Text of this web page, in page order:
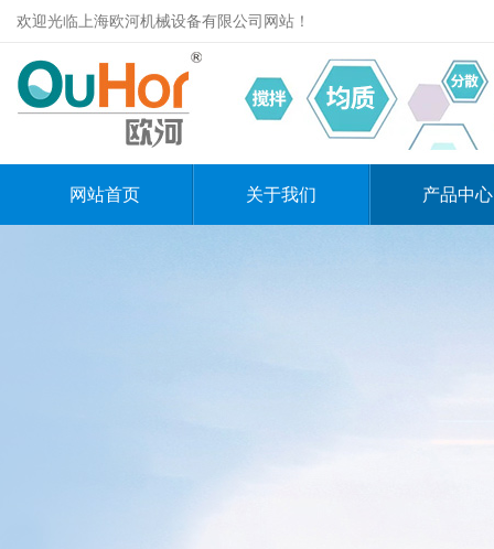
欢迎光临上海欧河机械设备有限公司网站！
网站首页 关于我们 产品中心